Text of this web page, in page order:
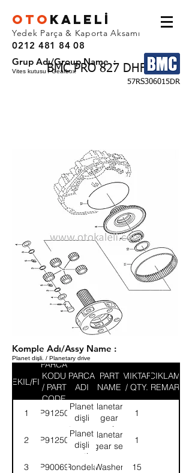
OTO KALEL İ
Yedek Parça & Kaporta Aksamı
0212 481 84 08
BMC PRO 827 DHF
Grup Adı/Group Name :
Vites kutusu / Gearbox
57RS306015DR
Komple Adı/Assy Name :
Planet dişli. / Planetary drive
SEKIL/FIG
PARCA
KODU
/ PART
CODE
PARCA
ADI
PART
NAME
MIKTAR
/ QTY.
ACIKLAMA
/ REMARK
1 9P912501
Planet
dişli
taşıyıcı
Planetary
gear
carrier
1
2 9P912502
Planet
dişli
seti
Planetary
gear set
1
3 9P900695RondelaWasher 15